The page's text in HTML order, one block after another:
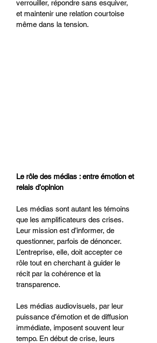
verrouiller, répondre sans esquiver,
et maintenir une relation courtoise
même dans la tension.
Le rôle des médias : entre émotion et
relais d’opinion
Les médias sont autant les témoins
que les amplificateurs des crises.
Leur mission est d’informer, de
questionner, parfois de dénoncer.
L’entreprise, elle, doit accepter ce
rôle tout en cherchant à guider le
récit par la cohérence et la
transparence.
Les médias audiovisuels, par leur
puissance d’émotion et de diffusion
immédiate, imposent souvent leur
tempo. En début de crise, leurs